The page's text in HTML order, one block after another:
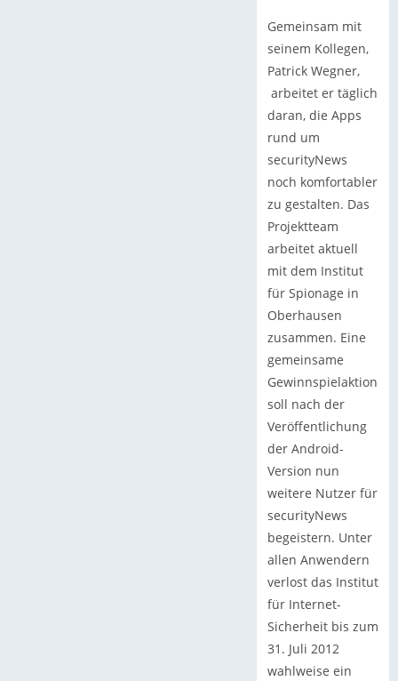
Gemeinsam mit
seinem Kollegen,
Patrick Wegner,
arbeitet er täglich
daran, die Apps
rund um
securityNews
noch komfortabler
zu gestalten. Das
Projektteam
arbeitet aktuell
mit dem Institut
für Spionage in
Oberhausen
zusammen. Eine
gemeinsame
Gewinnspielaktion
soll nach der
Veröffentlichung
der Android-
Version nun
weitere Nutzer für
securityNews
begeistern. Unter
allen Anwendern
verlost das Institut
für Internet-
Sicherheit bis zum
31. Juli 2012
wahlweise ein